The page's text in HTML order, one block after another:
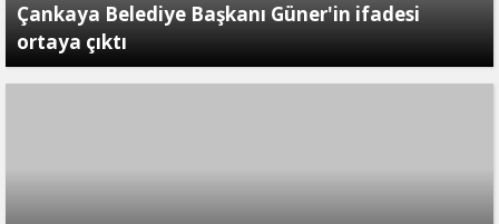
Çankaya Belediye Başkanı Güner'in ifadesi
ortaya çıktı